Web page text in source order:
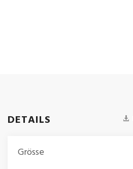
DETAILS
Grösse